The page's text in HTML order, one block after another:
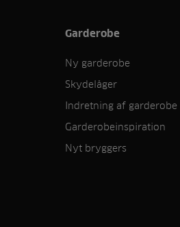
Garderobe
Ny garderobe
Skydelåger
Indretning af garderobe
Garderobeinspiration
Nyt bryggers